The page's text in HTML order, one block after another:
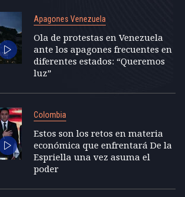
Apagones Venezuela
Ola de protestas en Venezuela
ante los apagones frecuentes en
diferentes estados: “Queremos
luz”
Colombia
Estos son los retos en materia
económica que enfrentará De la
Espriella una vez asuma el
poder